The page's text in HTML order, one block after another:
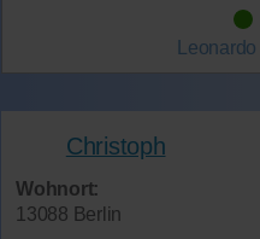
Leonardo
Christoph
Wohnort:
13088 Berlin